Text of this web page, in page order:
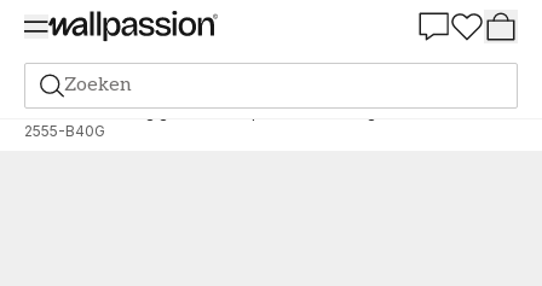
Zoeken
Verf Bestelling gebaseerd op NCS Bestelling door NCS
2555-B40G